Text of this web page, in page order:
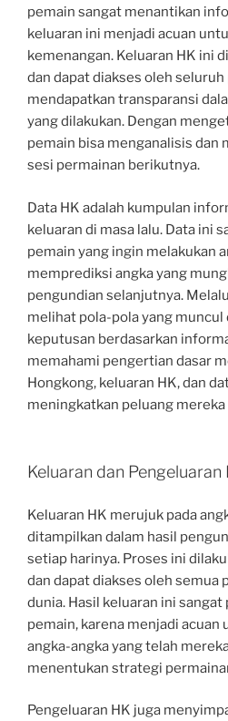
pemain sangat menantikan
keluaran ini menjadi acuan
kemenangan. Keluaran HK ini
dan dapat diakses oleh
mendapatkan transparansi
yang dilakukan. Dengan
pemain bisa menganalisis
sesi permainan berikutnya.
Data HK adalah kumpulan
keluaran di masa lalu. Data ini
pemain yang ingin melakukan
memprediksi angka yang
pengundian selanjutnya.
melihat pola-pola yang muncul
keputusan berdasarkan
memahami pengertian dasar
Hongkong, keluaran HK, dan
meningkatkan peluang
Keluaran dan Pengeluaran
Keluaran HK merujuk pada
ditampilkan dalam hasil
setiap harinya. Proses ini
dan dapat diakses oleh semua
dunia. Hasil keluaran ini
pemain, karena menjadi acuan
angka-angka yang telah
menentukan strategi
Pengeluaran HK juga